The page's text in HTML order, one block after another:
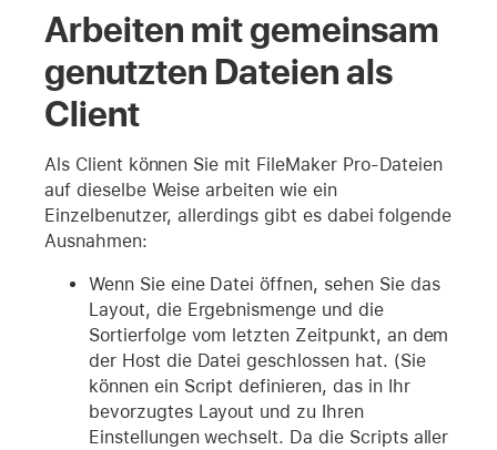
Arbeiten mit gemeinsam
genutzten Dateien als
Client
Als Client können Sie mit FileMaker Pro-Dateien
auf dieselbe Weise arbeiten wie ein
Einzelbenutzer, allerdings gibt es dabei folgende
Ausnahmen:
Wenn Sie eine Datei öffnen, sehen Sie das
Layout, die Ergebnismenge und die
Sortierfolge vom letzten Zeitpunkt, an dem
der Host die Datei geschlossen hat. (Sie
können ein Script definieren, das in Ihr
bevorzugtes Layout und zu Ihren
Einstellungen wechselt. Da die Scripts aller